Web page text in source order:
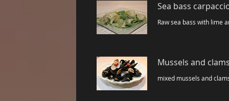
Sea bass
Raw sea bass with lime
Mussels and
mixed mussels and